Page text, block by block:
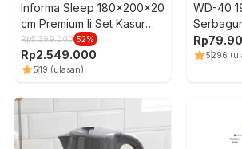
Informa Sleep 180x200x20
cm Premium Ii Set Kasur
Busa Aloe Vera In Box
Rp5.399.000 52%
Rp2.549.000
519 (ulasan)
WD-40
Rp
5296